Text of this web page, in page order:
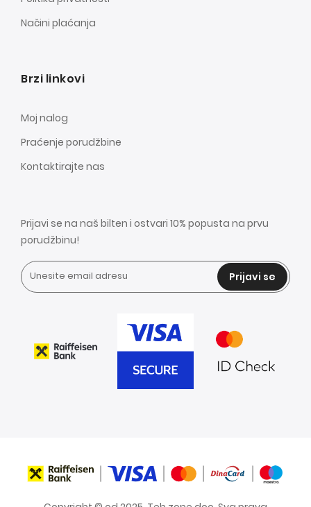
Načini plaćanja
Brzi linkovi
Moj nalog
Praćenje porudžbine
Kontaktirajte nas
Prijavi se na naš bilten i ostvari 10% popusta na prvu
porudžbinu!
Prijavi se